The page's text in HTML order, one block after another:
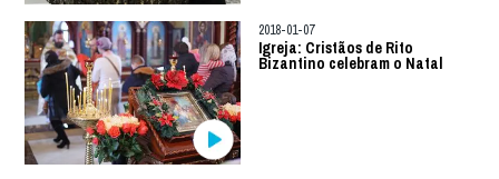
2018-01-07
Igreja: Cristãos de Rito
Bizantino celebram o Natal